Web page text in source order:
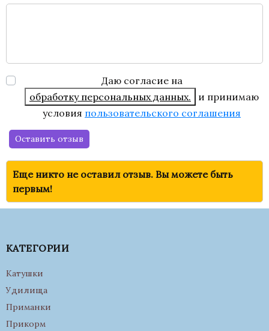
Даю согласие на
обработку персональных данных.
и принимаю
условия пользовательского соглашения
Оставить отзыв
Еще никто не оставил отзыв. Вы можете быть
первым!
КАТЕГОРИИ
Катушки
Удилища
Приманки
Прикорм